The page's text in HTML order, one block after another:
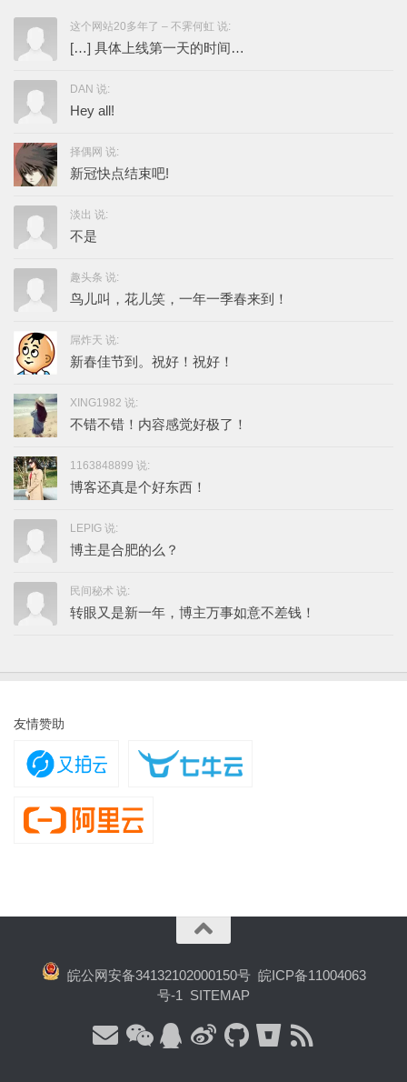
这个网站20多年了 – 不霁何虹 说:
[…] 具体上线第一天的时间…
DAN 说:
Hey all!
择偶网 说:
新冠快点结束吧!
淡出 说:
不是
趣头条 说:
鸟儿叫，花儿笑，一年一季春来到！
屌炸天 说:
新春佳节到。祝好！祝好！
XING1982 说:
不错不错！内容感觉好极了！
1163848899 说:
博客还真是个好东西！
LEPIG 说:
博主是合肥的么？
民间秘术 说:
转眼又是新一年，博主万事如意不差钱！
友情赞助
皖公网安备34132102000150号 皖ICP备11004063
号-1
SITEMAP